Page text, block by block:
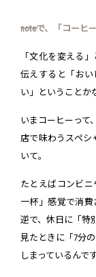
――noteで、「コー
「文化を変える
伝えすると「お
い」ということか
いまコーヒーって
店で味わうスペシ
いて。
たとえばコンビ
一杯」感覚で消
逆で、休日に「特
見たときに「7分
しまっているんです